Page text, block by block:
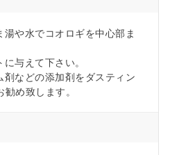
や水でコオロギを中心部ま
与えて下さい。
などの添加剤をダスティン
め致します。